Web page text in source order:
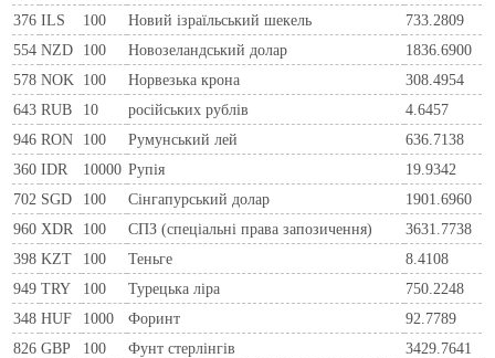
376 ILS 100 Новий ізраїльський шекель
733.2809
554 NZD 100 Новозеландський долар
1836.6900
578 NOK 100 Норвезька крона
308.4954
643 RUB 10 російських рублів
4.6457
946 RON 100 Румунський лей
636.7138
360 IDR 10000 Рупія
19.9342
702 SGD 100 Сінгапурський долар
1901.6960
960 XDR 100 СПЗ (спеціальні права запозичення)
3631.7738
398 KZT 100 Теньге
8.4108
949 TRY 100 Турецька ліра
750.2248
348 HUF 1000 Форинт
92.7789
826 GBP 100 Фунт стерлінгів
3429.7641